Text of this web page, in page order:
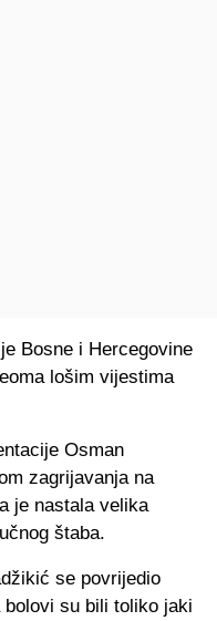
Bosne i Hercegovine
lošim vijestima
Osman
zagrijavanja na
je nastala velika
štaba.
se povrijedio
su bili toliko jaki